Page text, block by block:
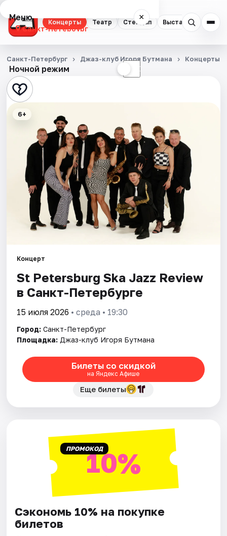
Концерты Театр Стендап Выставки
Меню ×
Санкт-Петербург
Концерты
Театр
Стендап
Квесты
Экскурсии
Спорт
События
Площадки
Артисты
Ночной режим ☾
Санкт-Петербург Джаз-клуб Игоря Бутмана Концерты
6+
Концерт
St Petersburg Ska Jazz Review
в Санкт-Петербурге
15 июля 2026 • среда • 19:30
Город: Санкт-Петербург
Площадка: Джаз-клуб Игоря Бутмана
Билеты со скидкой
на Яндекс Афише
Еще билеты
ПРОМОКОД10%
Сэкономь 10% на покупке
билетов